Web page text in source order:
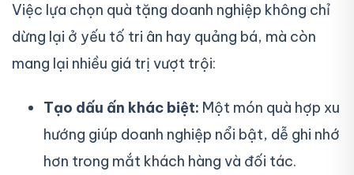
Việc lựa chọn quà tặng doanh nghiệp không chỉ
dừng lại ở yếu tố tri ân hay quảng bá, mà còn
mang lại nhiều giá trị vượt trội:
Tạo dấu ấn khác biệt: Một món quà hợp xu
hướng giúp doanh nghiệp nổi bật, dễ ghi nhớ
hơn trong mắt khách hàng và đối tác.